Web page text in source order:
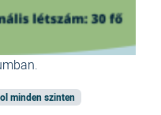
minden szinten